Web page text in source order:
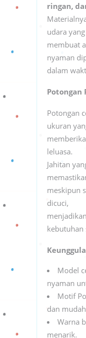
ringan,
udara
membuat
nyaman
dalam
Potongan
Potongan
ukuran
leluasa.
Jahitan
meskipun
dicuci,
kebutuhan
Model
nyaman
Motif
dan
Warna
menarik.